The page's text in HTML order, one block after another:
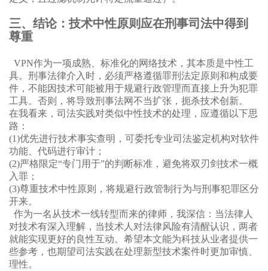
三、结论：技术中性原则应在刑事司法中得到
尊重
VPN作为一项成熟、标准化的网络技术，其本质是中性工
具。刑事法律介入时，必须严格遵循罪刑法定原则和构成要
件，不能因技术可能被用于规避行政管理而直接上升为犯罪
工具。否则，将导致刑事法网不当扩张，扼杀技术创新。
在我看来，司法实践对类似中性技术的处理，应遵循以下思
路：
(1)优先进行技术事实查明，可委托专业司法鉴定机构对软件
功能、代码进行审计；
(2)严格限定“专门用于”的判断标准，避免将双刃剑技术一概
入罪；
(3)尊重技术中性原则，将规避行政管制行为与刑事犯罪区分
开来。
作为一名从技术一线转型而来的律师，我深信：当法律人
对技术有深入理解，当技术人对法律风险有清醒认识，两者
就能实现更好的良性互动。希望本文能为科技从业者提供一
些参考，也期望司法实践在处理新型技术案件时更加审慎、
理性。